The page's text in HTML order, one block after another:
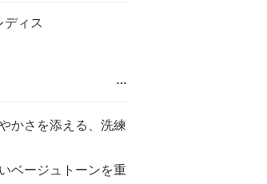
ディス
…
かさを添える、洗練
ベージュトーンを重